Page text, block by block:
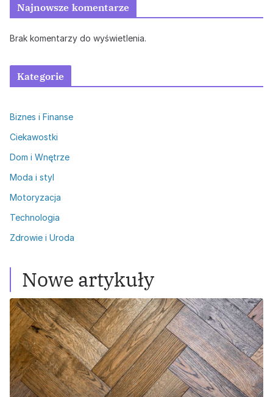
Najnowsze komentarze
Brak komentarzy do wyświetlenia.
Kategorie
Biznes i Finanse
Ciekawostki
Dom i Wnętrze
Moda i styl
Motoryzacja
Technologia
Zdrowie i Uroda
Nowe artykuły